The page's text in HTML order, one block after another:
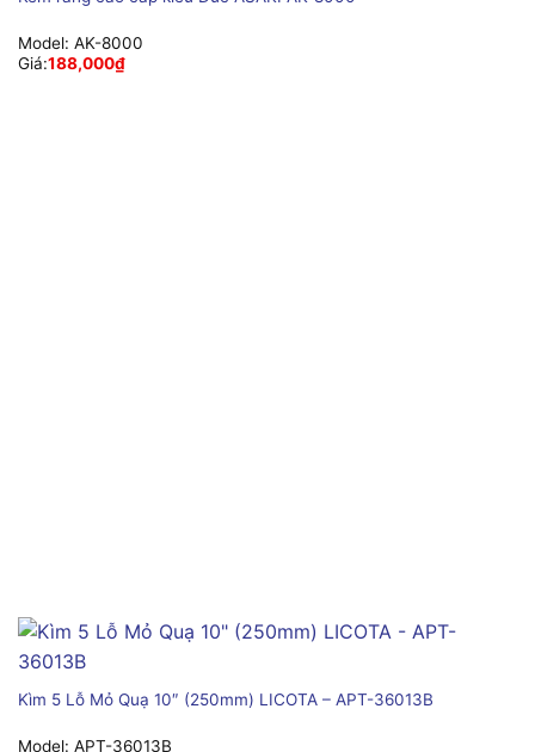
Model: AK-8000
Giá:188,000₫
Kìm 5 Lỗ Mỏ Quạ 10″ (250mm) LICOTA – APT-36013B
Model: APT-36013B